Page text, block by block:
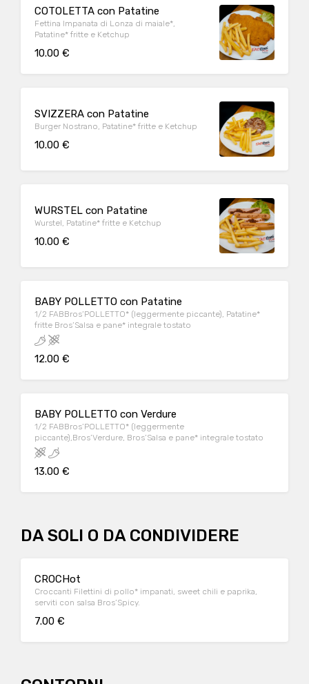
COTOLETTA con Patatine
Fettina Impanata di Lonza di maiale*,
Patatine* fritte e Ketchup
10.00 €
SVIZZERA con Patatine
Burger Nostrano, Patatine* fritte e Ketchup
10.00 €
WURSTEL con Patatine
Wurstel, Patatine* fritte e Ketchup
10.00 €
BABY POLLETTO con Patatine
1/2 FABBros’POLLETTO* (leggermente piccante), Patatine*
fritte Bros’Salsa e pane* integrale tostato
12.00 €
BABY POLLETTO con Verdure
1/2 FABBros’POLLETTO* (leggermente
piccante),Bros’Verdure, Bros’Salsa e pane* integrale tostato
13.00 €
DA SOLI O DA CONDIVIDERE
CROCHot
Croccanti Filettini di pollo* impanati, sweet chili e paprika,
serviti con salsa Bros’Spicy.
7.00 €